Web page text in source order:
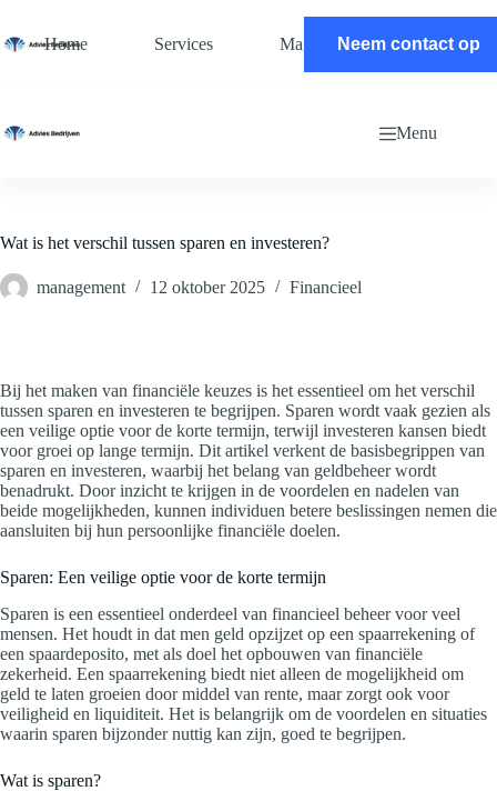
de
Home Services Magazine Contact
Neem contact op
Menu
Wat is het verschil tussen sparen en investeren?
management 12 oktober 2025 Financieel
Bij het maken van financiële keuzes is het essentieel om het verschil
tussen sparen en investeren te begrijpen. Sparen wordt vaak gezien als
een veilige optie voor de korte termijn, terwijl investeren kansen biedt
voor groei op lange termijn. Dit artikel verkent de basisbegrippen van
sparen en investeren, waarbij het belang van geldbeheer wordt
benadrukt. Door inzicht te krijgen in de voordelen en nadelen van
beide mogelijkheden, kunnen individuen betere beslissingen nemen die
aansluiten bij hun persoonlijke financiële doelen.
Sparen: Een veilige optie voor de korte termijn
Sparen is een essentieel onderdeel van financieel beheer voor veel
mensen. Het houdt in dat men geld opzijzet op een spaarrekening of
een spaardeposito, met als doel het opbouwen van financiële
zekerheid. Een spaarrekening biedt niet alleen de mogelijkheid om
geld te laten groeien door middel van rente, maar zorgt ook voor
veiligheid en liquiditeit. Het is belangrijk om de voordelen en situaties
waarin sparen bijzonder nuttig kan zijn, goed te begrijpen.
Wat is sparen?